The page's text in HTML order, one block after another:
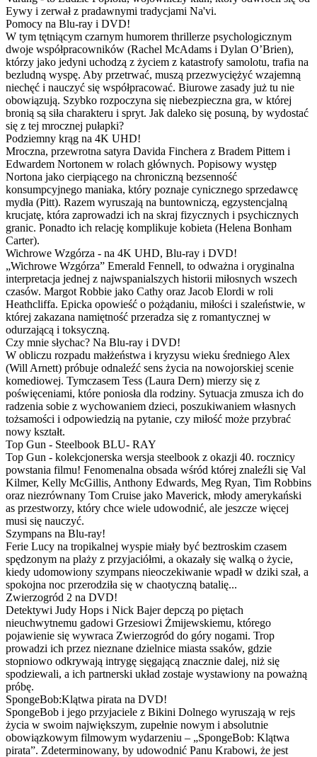
Eywy i zerwał z pradawnymi tradycjami Na'vi.
Pomocy na Blu-ray i DVD!
W tym tętniącym czarnym humorem thrillerze psychologicznym
dwoje współpracowników (Rachel McAdams i Dylan O’Brien),
którzy jako jedyni uchodzą z życiem z katastrofy samolotu, trafia na
bezludną wyspę. Aby przetrwać, muszą przezwyciężyć wzajemną
niechęć i nauczyć się współpracować. Biurowe zasady już tu nie
obowiązują. Szybko rozpoczyna się niebezpieczna gra, w której
bronią są siła charakteru i spryt. Jak daleko się posuną, by wydostać
się z tej mrocznej pułapki?
Podziemny krąg na 4K UHD!
Mroczna, przewrotna satyra Davida Finchera z Bradem Pittem i
Edwardem Nortonem w rolach głównych. Popisowy występ
Nortona jako cierpiącego na chroniczną bezsenność
konsumpcyjnego maniaka, który poznaje cynicznego sprzedawcę
mydła (Pitt). Razem wyruszają na buntowniczą, egzystencjalną
krucjatę, która zaprowadzi ich na skraj fizycznych i psychicznych
granic. Ponadto ich relację komplikuje kobieta (Helena Bonham
Carter).
Wichrowe Wzgórza - na 4K UHD, Blu-ray i DVD!
„Wichrowe Wzgórza” Emerald Fennell, to odważna i oryginalna
interpretacja jednej z najwspanialszych historii miłosnych wszech
czasów. Margot Robbie jako Cathy oraz Jacob Elordi w roli
Heathcliffa. Epicka opowieść o pożądaniu, miłości i szaleństwie, w
której zakazana namiętność przeradza się z romantycznej w
odurzającą i toksyczną.
Czy mnie słychac? Na Blu-ray i DVD!
W obliczu rozpadu małżeństwa i kryzysu wieku średniego Alex
(Will Arnett) próbuje odnaleźć sens życia na nowojorskiej scenie
komediowej. Tymczasem Tess (Laura Dern) mierzy się z
poświęceniami, które poniosła dla rodziny. Sytuacja zmusza ich do
radzenia sobie z wychowaniem dzieci, poszukiwaniem własnych
tożsamości i odpowiedzią na pytanie, czy miłość może przybrać
nowy kształt.
Top Gun - Steelbook BLU- RAY
Top Gun - kolekcjonerska wersja steelbook z okazji 40. rocznicy
powstania filmu! Fenomenalna obsada wśród której znaleźli się Val
Kilmer, Kelly McGillis, Anthony Edwards, Meg Ryan, Tim Robbins
oraz niezrównany Tom Cruise jako Maverick, młody amerykański
as przestworzy, który chce wiele udowodnić, ale jeszcze więcej
musi się nauczyć.
Szympans na Blu-ray!
Ferie Lucy na tropikalnej wyspie miały być beztroskim czasem
spędzonym na plaży z przyjaciółmi, a okazały się walką o życie,
kiedy udomowiony szympans nieoczekiwanie wpadł w dziki szał, a
spokojna noc przerodziła się w chaotyczną batalię...
Zwierzogród 2 na DVD!
Detektywi Judy Hops i Nick Bajer depczą po piętach
nieuchwytnemu gadowi Grzesiowi Żmijewskiemu, którego
pojawienie się wywraca Zwierzogród do góry nogami. Trop
prowadzi ich przez nieznane dzielnice miasta ssaków, gdzie
stopniowo odkrywają intrygę sięgającą znacznie dalej, niż się
spodziewali, a ich partnerski układ zostaje wystawiony na poważną
próbę.
SpongeBob:Klątwa pirata na DVD!
SpongeBob i jego przyjaciele z Bikini Dolnego wyruszają w rejs
życia w swoim największym, zupełnie nowym i absolutnie
obowiązkowym filmowym wydarzeniu – „SpongeBob: Klątwa
pirata”. Zdeterminowany, by udowodnić Panu Krabowi, że jest